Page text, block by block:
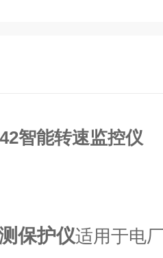
智能转速监控仪
保护仪适用于电